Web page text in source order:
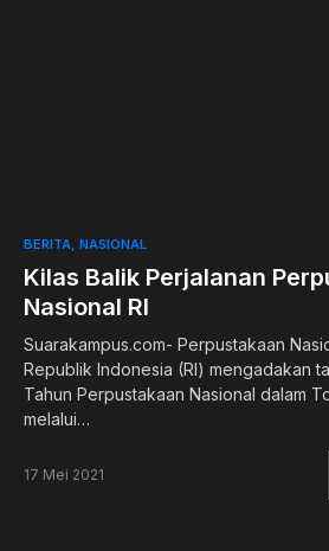
BERITA NASIONAL
Kilas Balik Perjalanan
Nasional RI
Suarakampus.com- Perpustakaan
Republik Indonesia (RI) mengadakan
Tahun Perpustakaan Nasional dalam
melalui…
17 Mei 2021